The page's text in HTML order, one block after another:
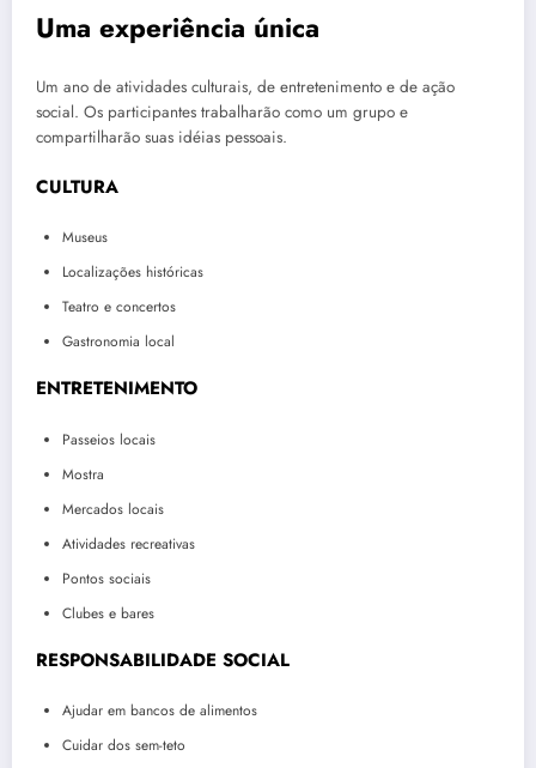
Uma experiência única
Um ano de atividades culturais, de entretenimento e de ação
social. Os participantes trabalharão como um grupo e
compartilharão suas idéias pessoais.
CULTURA
Museus
Localizações históricas
Teatro e concertos
Gastronomia local
ENTRETENIMENTO
Passeios locais
Mostra
Mercados locais
Atividades recreativas
Pontos sociais
Clubes e bares
RESPONSABILIDADE SOCIAL
Ajudar em bancos de alimentos
Cuidar dos sem-teto